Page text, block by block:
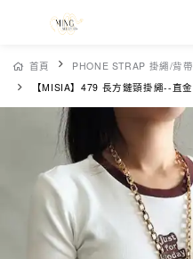
首頁 PHONE STRAP 掛繩/背帶
【MISIA】479 長方鏈頸掛繩--直金